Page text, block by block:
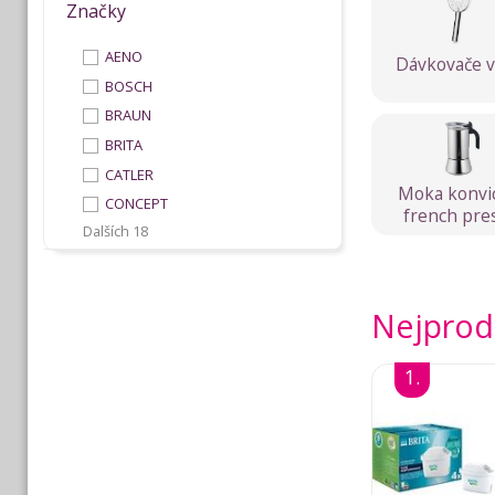
Dávkovače
Moka
french
1.
Značky
AENO
BOSCH
BRAUN
BRITA
CATLER
CONCEPT
Dalších 18